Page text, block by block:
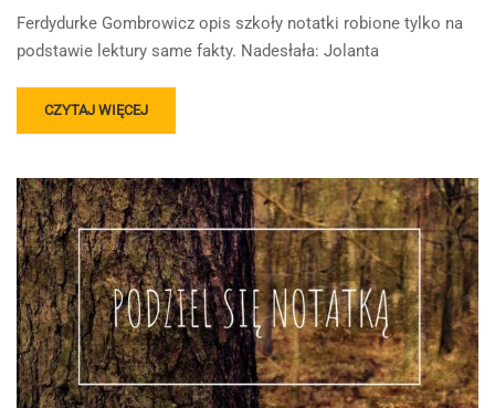
Ferdydurke Gombrowicz opis szkoły notatki robione tylko na
podstawie lektury same fakty. Nadesłała: Jolanta
READ
MORE
FERDYDURKE
CZYTAJ WIĘCEJ